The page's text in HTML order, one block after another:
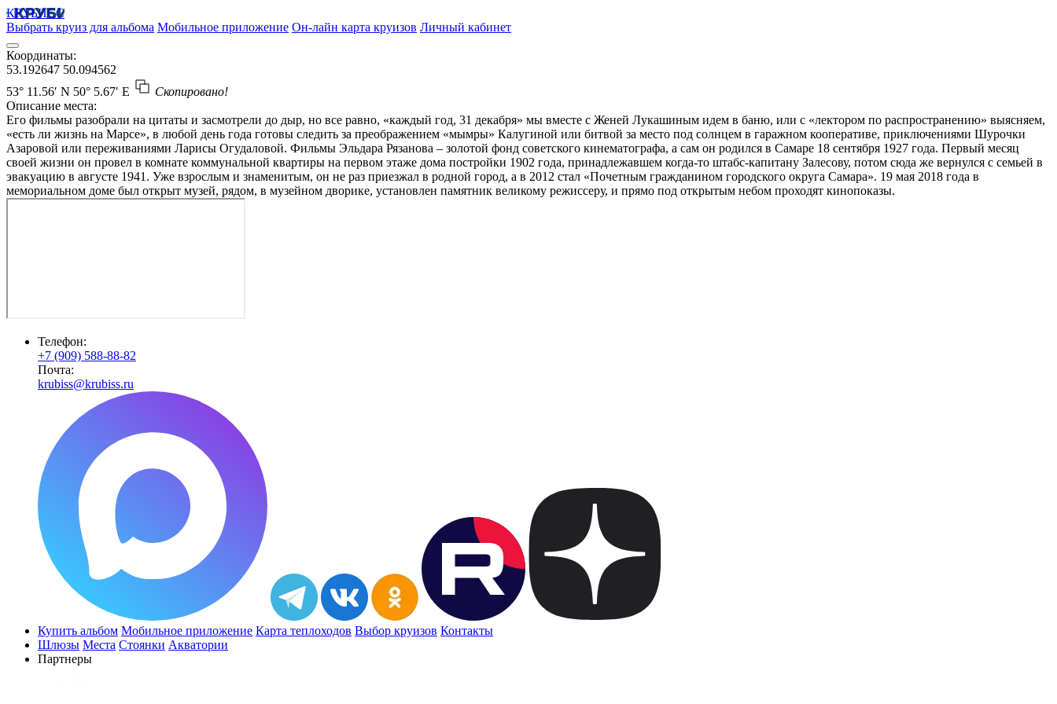
КРУБИСС
Выбрать круиз для альбома Мобильное приложение Он-лайн карта круизов Личный кабинет
Координаты:
53.192647 50.094562
53° 11.56′ N 50° 5.67′ E
Скопировано!
Описание места:
Его фильмы разобрали на цитаты и засмотрели до дыр, но все равно, «каждый год, 31 декабря» мы вместе с Женей Лукашиным идем в баню, или с «лектором по распространению» выясняем,
«есть ли жизнь на Марсе», в любой день года готовы следить за преображением «мымры» Калугиной или битвой за место под солнцем в гаражном кооперативе, приключениями Шурочки
Азаровой или переживаниями Ларисы Огудаловой. Фильмы Эльдара Рязанова – золотой фонд советского кинематографа, а сам он родился в Самаре 18 сентября 1927 года. Первый месяц
своей жизни он провел в комнате коммунальной квартиры на первом этаже дома постройки 1902 года, принадлежавшем когда-то штабс-капитану Залесову, потом сюда же вернулся с семьей в
эвакуацию в августе 1941. Уже взрослым и знаменитым, он не раз приезжал в родной город, а в 2012 стал «Почетным гражданином городского округа Самара». 19 мая 2018 года в
мемориальном доме был открыт музей, рядом, в музейном дворике, установлен памятник великому режиссеру, и прямо под открытым небом проходят кинопоказы.
Телефон:
+7 (909) 588-88-82
Почта:
krubiss@krubiss.ru
Купить альбом Мобильное приложение Карта теплоходов Выбор круизов Контакты
Шлюзы Места Стоянки Акватории
Партнеры